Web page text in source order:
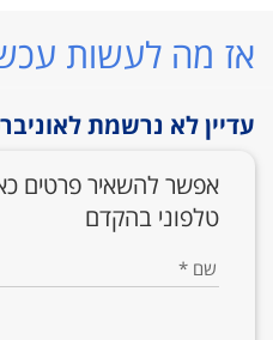
אז מה לעשות
עדיין לא נרשמת
אפשר להשאיר פרטים
טלפוני בהקדם
שם *